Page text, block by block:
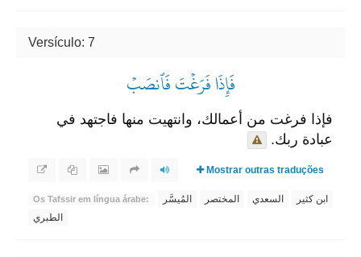
Versículo: 7
فَإِذَا فَرَغۡتَ فَٱنصَبۡ
فإذا فرغت من أعمالك، وانتهيت منها فاجتهد في
عبادة ربك.
Mostrar outras traduções
Os Tafssir em língua árabe: المُيسَّر المختصر السعدي
ابن كثير
الطبري